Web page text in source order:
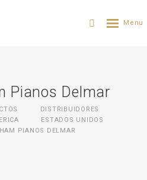
Pianos Delmar
DISTRIBUIDORES
ESTADOS UNIDOS
PIANOS DELMAR